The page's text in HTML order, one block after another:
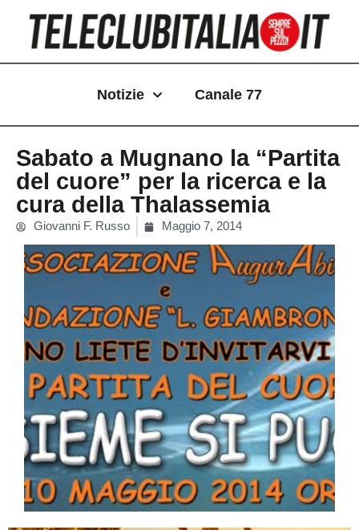
contenuto
Notizie Canale 77
Sabato a Mugnano la “Partita
del cuore” per la ricerca e la
cura della Thalassemia
Giovanni F. Russo Maggio 7, 2014